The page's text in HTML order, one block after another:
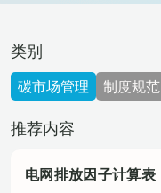
类别
碳市场管理 制度规范
推荐内容
电网排放因子计算表